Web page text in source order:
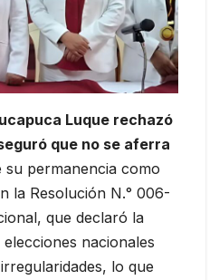
Luque rechazó
que no se aferra
su permanencia como
la Resolución N.° 006-
que declaró la
nacionales
lo que